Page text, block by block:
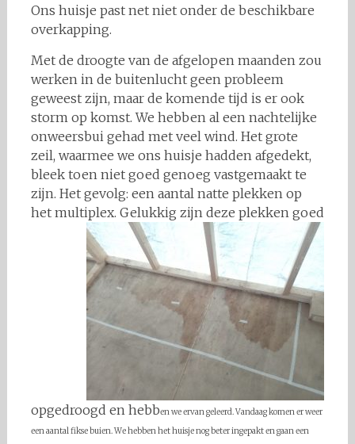
Ons huisje past net niet onder de beschikbare
overkapping.
Met de droogte van de afgelopen maanden zou
werken in de buitenlucht geen probleem
geweest zijn, maar de komende tijd is er ook
storm op komst. We hebben al een nachtelijke
onweersbui gehad met veel wind. Het grote
zeil, waarmee we ons huisje hadden afgedekt,
bleek toen niet goed genoeg vastgemaakt te
zijn. Het gevolg: een aantal natte plekken op
het multiplex. Gelukkig zijn deze plekken goed
opgedroogd en hebben we ervan geleerd. Vandaag komen er weer
een aantal fikse buien. We hebben het huisje nog beter ingepakt en gaan een